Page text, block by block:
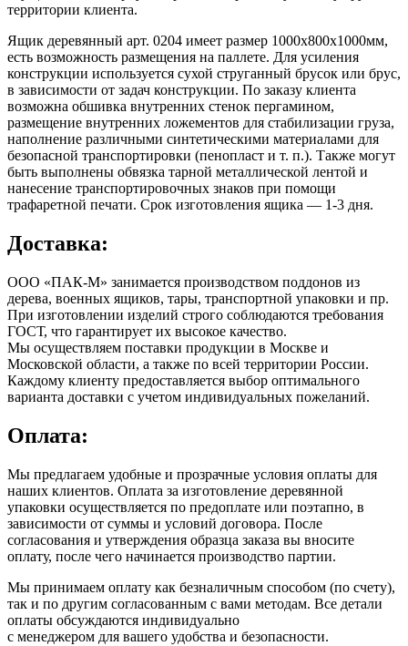
территории клиента.
Ящик деревянный арт. 0204 имеет размер 1000х800х1000мм,
есть возможность размещения на паллете. Для усиления
конструкции используется сухой струганный брусок или брус,
в зависимости от задач конструкции. По заказу клиента
возможна обшивка внутренних стенок пергамином,
размещение внутренних ложементов для стабилизации груза,
наполнение различными синтетическими материалами для
безопасной транспортировки (пенопласт и т. п.). Также могут
быть выполнены обвязка тарной металлической лентой и
нанесение транспортировочных знаков при помощи
трафаретной печати. Срок изготовления ящика — 1-3 дня.
Доставка:
ООО «ПАК-М» занимается производством поддонов из
дерева, военных ящиков, тары, транспортной упаковки и пр.
При изготовлении изделий строго соблюдаются требования
ГОСТ, что гарантирует их высокое качество.
Мы осуществляем поставки продукции в Москве и
Московской области, а также по всей территории России.
Каждому клиенту предоставляется выбор оптимального
варианта доставки с учетом индивидуальных пожеланий.
Оплата:
Мы предлагаем удобные и прозрачные условия оплаты для
наших клиентов. Оплата за изготовление деревянной
упаковки осуществляется по предоплате или поэтапно, в
зависимости от суммы и условий договора. После
согласования и утверждения образца заказа вы вносите
оплату, после чего начинается производство партии.
Мы принимаем оплату как безналичным способом (по счету),
так и по другим согласованным с вами методам. Все детали
оплаты обсуждаются индивидуально
с менеджером для вашего удобства и безопасности.